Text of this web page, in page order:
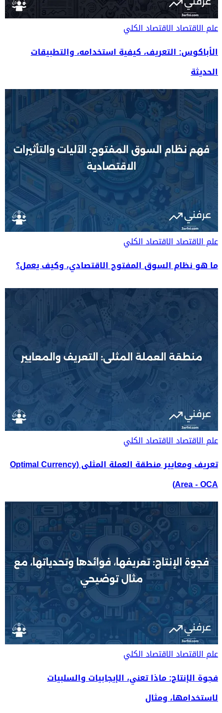
علم الاقتصادالاقتصاد الكلي
الأباكوس: التعريف، كيفية استخدامه، والتطبيقات
الحديثة
علم الاقتصادالاقتصاد الكلي
ما هو نظام السوق المفتوح الاقتصادي، وكيف يعمل؟
علم الاقتصادالاقتصاد الكلي
تعريف ومعايير منطقة العملة المثلى (Optimal Currency
Area - OCA)
علم الاقتصادالاقتصاد الكلي
فجوة الإنتاج: ماذا تعني، الإيجابيات والسلبيات
لاستخدامها، ومثال